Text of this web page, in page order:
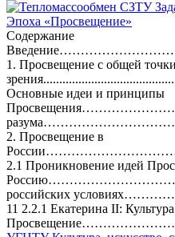
Эпоха «Просвещение»
Содержание
1. Просвещение с общей точки
Основные идеи и принципы
2. Просвещение в
2.1 Проникновение идей
российских
11 2.2.1 Екатерина II: